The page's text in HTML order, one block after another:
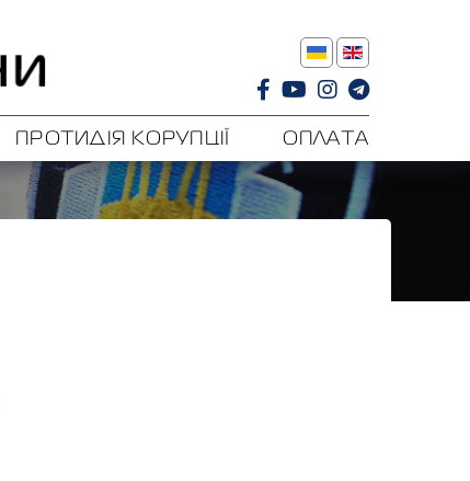
ПРОТИДІЯ КОРУПЦІЇ ОПЛАТА